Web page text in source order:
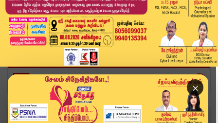
×
Home
வீடியோ ஸ்டோரி